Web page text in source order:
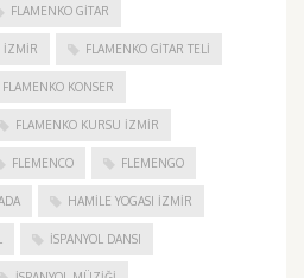
FLAMENKO GITAR
İZMIR FLAMENKO GITAR TELI
FLAMENKO KONSER
FLAMENKO KURSU İZMIR
FLEMENCO FLEMENGO
HAMILE YOGASI İZMIR
İSPANYOL DANSI